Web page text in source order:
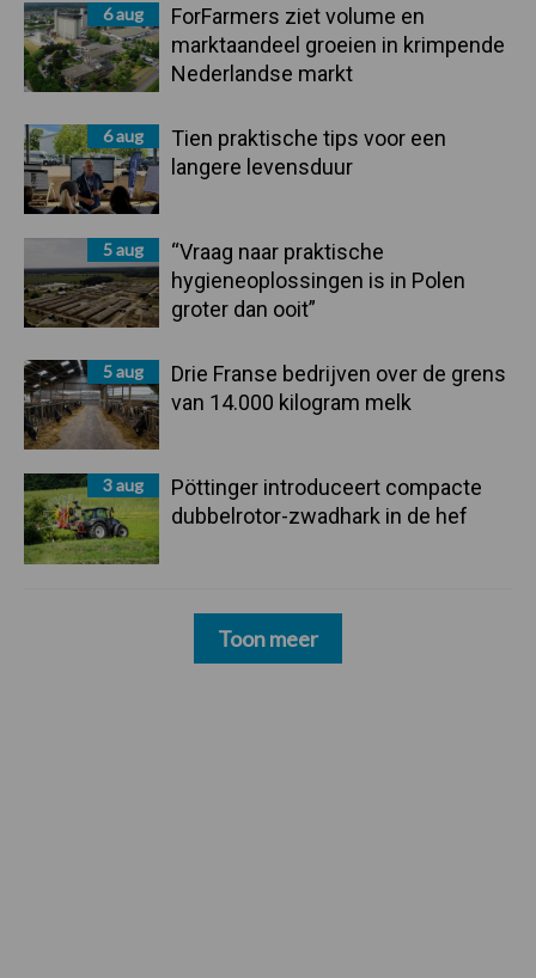
6 aug
ForFarmers ziet volume en
marktaandeel groeien in krimpende
Nederlandse markt
6 aug
Tien praktische tips voor een
langere levensduur
5 aug
“Vraag naar praktische
hygieneoplossingen is in Polen
groter dan ooit”
5 aug
Drie Franse bedrijven over de grens
van 14.000 kilogram melk
3 aug
Pöttinger introduceert compacte
dubbelrotor-zwadhark in de hef
Toon meer